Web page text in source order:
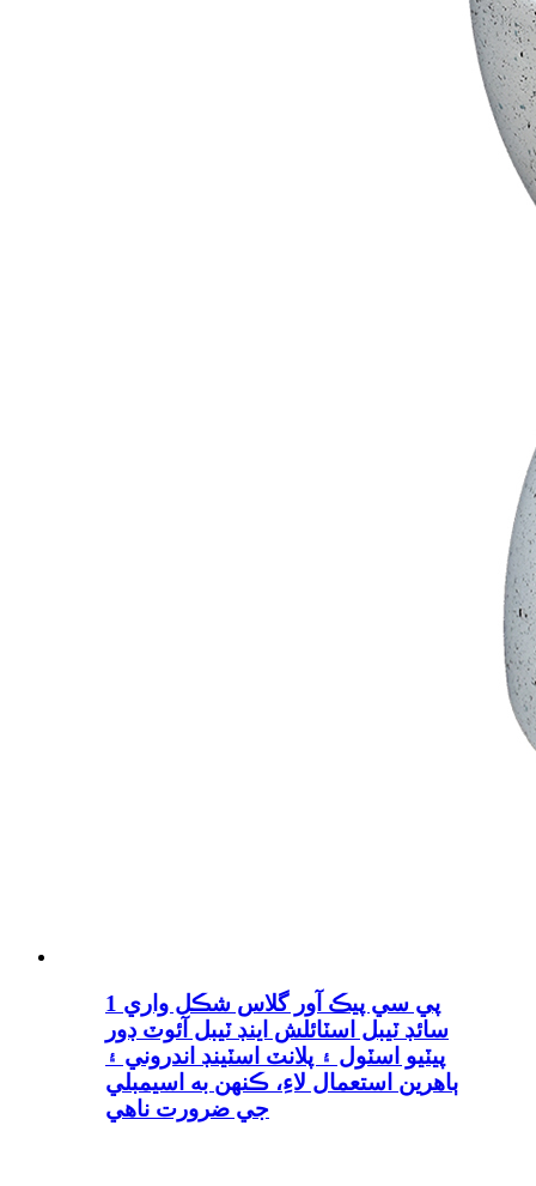
1 پي سي پيڪ آور گلاس شڪل واري
سائڊ ٽيبل اسٽائلش اينڊ ٽيبل آئوٽ ڊور
پيٽيو اسٽول ۽ پلانٽ اسٽينڊ اندروني ۽
ٻاهرين استعمال لاءِ، ڪنهن به اسيمبلي
جي ضرورت ناهي